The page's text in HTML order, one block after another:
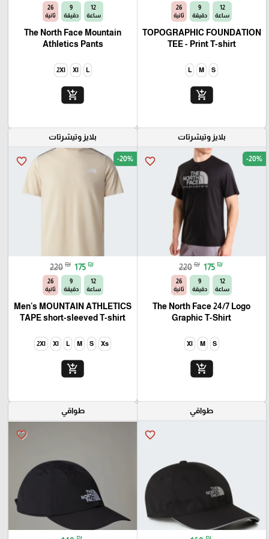
12
ساعة
9
دقيقة
25
ثانية
TOPOGRAPHIC FOUNDATION
TEE - Print T-shirt
S
M
L
add_shopping_cart
12
ساعة
9
دقيقة
25
ثانية
The North Face Mountain
Athletics Pants
L
Xl
2Xl
add_shopping_cart
بلايز وتيشرتات
favorite_border -20%
220 ₪ 175 ₪
12
ساعة
9
دقيقة
25
ثانية
The North Face 24/7 Logo
Graphic T-Shirt
S
M
Xl
add_shopping_cart
بلايز وتيشرتات
favorite_border -20%
220 ₪ 175 ₪
12
ساعة
9
دقيقة
25
ثانية
Men's MOUNTAIN ATHLETICS
TAPE short-sleeved T-shirt
Xs
S
M
L
Xl
2Xl
add_shopping_cart
طواقي
favorite_border
₪
طواقي
favorite_border
₪